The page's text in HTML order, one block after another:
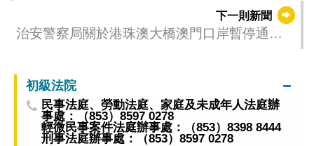
下一則新聞
治安警察局關於港珠澳大橋澳門口岸暫停通關
初級法院
民事法庭、勞動法庭、家庭及未成年人法庭辦
事處：（853）8597 0278
輕微民事案件法庭辦事處：（853）8398 8444
刑事法庭辦事處：（853）8597 0278